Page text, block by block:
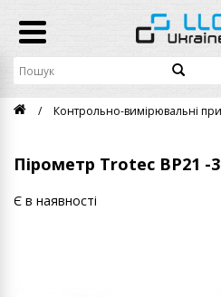
Контрольно-вимірювальні
Пірометр Trotec BP21 -
Є в наявності